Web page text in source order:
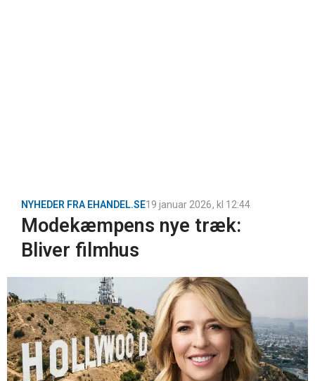
NYHEDER FRA EHANDEL.SE19 januar 2026, kl 12:44
Modekæmpens nye træk:
Bliver filmhus